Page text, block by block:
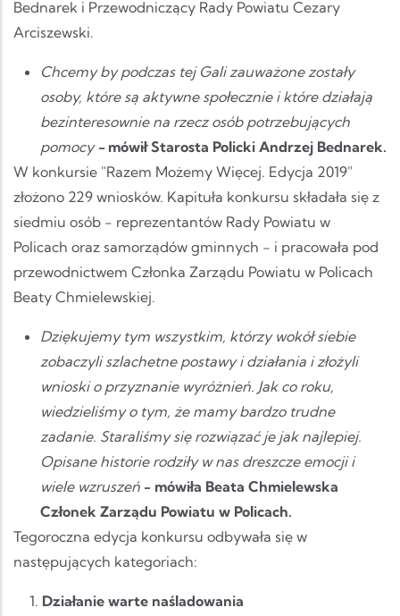
Bednarek i Przewodniczący Rady Powiatu Cezary
Arciszewski.
Chcemy by podczas tej Gali zauważone zostały
osoby, które są aktywne społecznie i które działają
bezinteresownie na rzecz osób potrzebujących
pomocy-mówił Starosta Policki Andrzej Bednarek.
W konkursie "Razem Możemy Więcej. Edycja 2019"
złożono 229 wniosków. Kapituła konkursu składała się z
siedmiu osób - reprezentantów Rady Powiatu w
Policach oraz samorządów gminnych - i pracowała pod
przewodnictwem Członka Zarządu Powiatu w Policach
Beaty Chmielewskiej.
Dziękujemy tym wszystkim, którzy wokół siebie
zobaczyli szlachetne postawy i działania i złożyli
wnioski o przyznanie wyróżnień. Jak co roku,
wiedzieliśmy o tym, że mamy bardzo trudne
zadanie. Staraliśmy się rozwiązać je jak najlepiej.
Opisane historie rodziły w nas dreszcze emocji i
wiele wzruszeń - mówiła Beata Chmielewska
Członek Zarządu Powiatu w Policach.
Tegoroczna edycja konkursu odbywała się w
następujących kategoriach:
Działanie warte naśladowania